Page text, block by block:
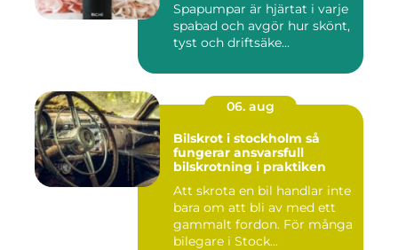
Spapumpar är hjärtat i varje
spabad och avgör hur skönt,
tyst och driftsäke...
06. aug
Bilskrot i stockholm så
fungerar ansvarsfull
bilskrotning i praktiken
Att skrota en bil handlar inte
bara om att bli av med ett
gammalt fordon. För många
bilegare i Stock...